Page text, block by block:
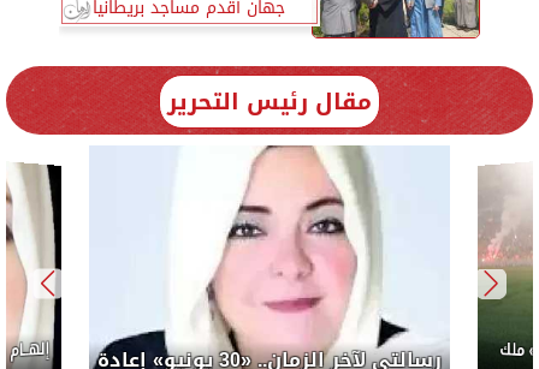
جهان أقدم مساجد بريطانيا
مقال رئيس التحرير
رسالتي لآخر الزمان.. «30 يونيو» إعادة
ملك